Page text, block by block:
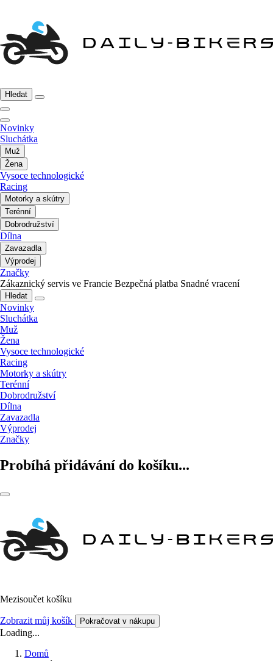
Hledat
Novinky
Sluchátka
Muž
Žena
Vysoce technologické
Racing
Motorky a skútry
Terénní
Dobrodružství
Dílna
Zavazadla
Výprodej
Značky
Zákaznický servis ve Francie Bezpečná platba Snadné vracení
Hledat
Novinky
Sluchátka
Muž
Žena
Vysoce technologické
Racing
Motorky a skútry
Terénní
Dobrodružství
Dílna
Zavazadla
Výprodej
Značky
Probíhá přidávání do košíku...
Mezisoučet košíku
Zobrazit můj košík Pokračovat v nákupu
Loading...
Domů